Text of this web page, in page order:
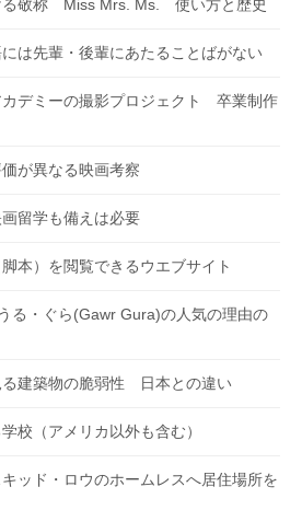
る敬称 Miss Mrs. Ms. 使い方と歴史
は先輩・後輩にあたることばがない
カデミーの撮影プロジェクト 卒業制作
が異なる映画考察
留学も備えは必要
本）を閲覧できるウエブサイト
る・ぐら(Gawr Gura)の人気の理由の
る建築物の脆弱性 日本との違い
校（アメリカ以外も含む）
ッド・ロウのホームレスへ居住場所を